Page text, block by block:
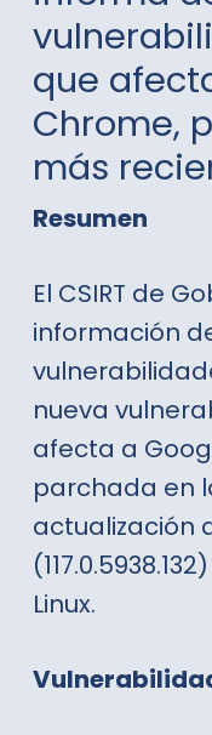
que
Chrome,
más
Resumen
El CSIRT de
información
nueva
afecta a
parchada en
actualización
Linux.